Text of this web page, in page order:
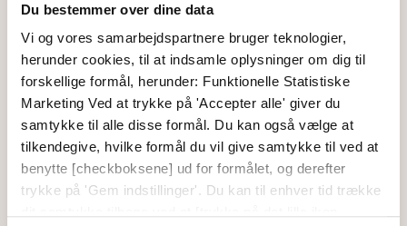
Du bestemmer over dine data
Vi og vores samarbejdspartnere bruger teknologier,
herunder cookies, til at indsamle oplysninger om dig til
forskellige formål, herunder: Funktionelle Statistiske
Marketing Ved at trykke på 'Accepter alle' giver du
samtykke til alle disse formål. Du kan også vælge at
tilkendegive, hvilke formål du vil give samtykke til ved at
benytte [checkboksene] ud for formålet, og derefter
trykke på 'Gem indstillinger'. Du kan til enhver tid trække
Drivhus Udestue
40858003 / 40597382
info@m-ulvedal.dk
Maglevangen 16, 3540 Lynge
OMRÅDE: Nord Sjælland
THY MESTERBYG